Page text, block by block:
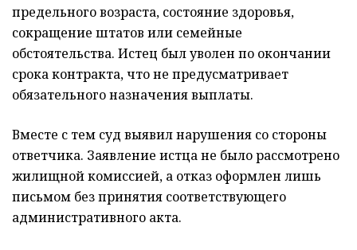
предельного возраста, состояние здоровья,
сокращение штатов или семейные
обстоятельства. Истец был уволен по окончании
срока контракта, что не предусматривает
обязательного назначения выплаты.
Вместе с тем суд выявил нарушения со стороны
ответчика. Заявление истца не было рассмотрено
жилищной комиссией, а отказ оформлен лишь
письмом без принятия соответствующего
административного акта.